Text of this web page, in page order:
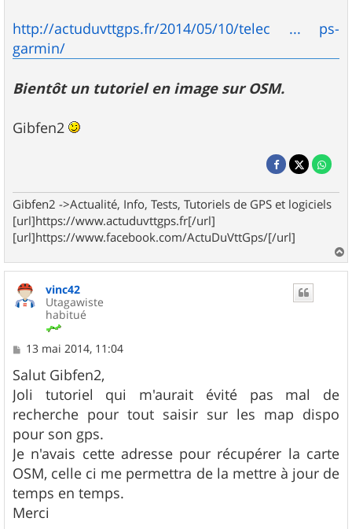
http://actuduvttgps.fr/2014/05/10/telec ... ps-
garmin/
Bientôt un tutoriel en image sur OSM.
Gibfen2
Gibfen2 ->Actualité, Info, Tests, Tutoriels de GPS et logiciels
[url]https://www.actuduvttgps.fr[/url]
[url]https://www.facebook.com/ActuDuVttGps/[/url]
a
u
vinc42
Utagawiste
habitué
M
s
s
a
g
e
13 mai 2014, 11:04
Salut Gibfen2,
Joli tutoriel qui m'aurait évité pas mal de
recherche pour tout saisir sur les map dispo
pour son gps.
Je n'avais cette adresse pour récupérer la carte
OSM, celle ci me permettra de la mettre à jour de
temps en temps.
Merci